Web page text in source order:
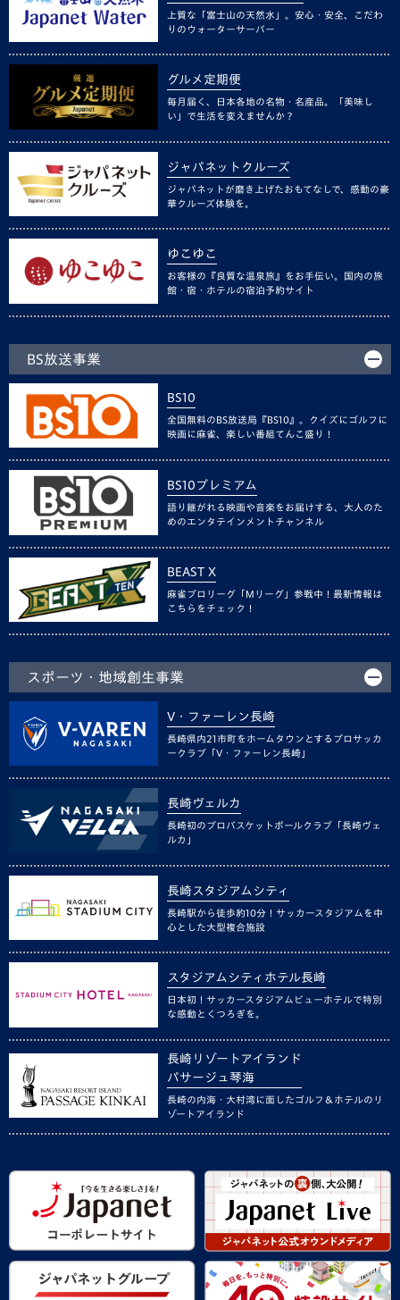
上質な「富士山の天然水」。安心・安全、こだわ
りのウォーターサーバー
グルメ定期便
毎月届く、日本各地の名物・名産品。「美味し
い」で生活を変えませんか？
ジャパネットクルーズ
ジャパネットが磨き上げたおもてなしで、感動の豪
華クルーズ体験を。
ゆこゆこ
お客様の『良質な温泉旅』をお手伝い。国内の旅
館・宿・ホテルの宿泊予約サイト
BS放送事業
BS10
全国無料のBS放送局『BS10』。クイズにゴルフに
映画に麻雀、楽しい番組てんこ盛り！
BS10プレミアム
語り継がれる映画や音楽をお届けする、大人のた
めのエンタテインメントチャンネル
BEAST X
麻雀プロリーグ「Mリーグ」参戦中！最新情報は
こちらをチェック！
スポーツ・地域創生事業
V・ファーレン長崎
長崎県内21市町をホームタウンとするプロサッカ
ークラブ「V・ファーレン長崎」
長崎ヴェルカ
長崎初のプロバスケットボールクラブ「長崎ヴェ
ルカ」
長崎スタジアムシティ
長崎駅から徒歩約10分！サッカースタジアムを中
心とした大型複合施設
スタジアムシティホテル長崎
日本初！サッカースタジアムビューホテルで特別
な感動とくつろぎを。
長崎リゾートアイランド
パサージュ琴海
長崎の内海・大村湾に面したゴルフ＆ホテルのリ
ゾートアイランド